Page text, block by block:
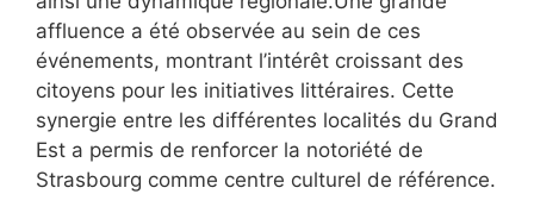
affluence a été observée au sein de ces
événements, montrant l’intérêt croissant des
citoyens pour les initiatives littéraires. Cette
synergie entre les différentes localités du Grand
Est a permis de renforcer la notoriété de
Strasbourg comme centre culturel de référence.